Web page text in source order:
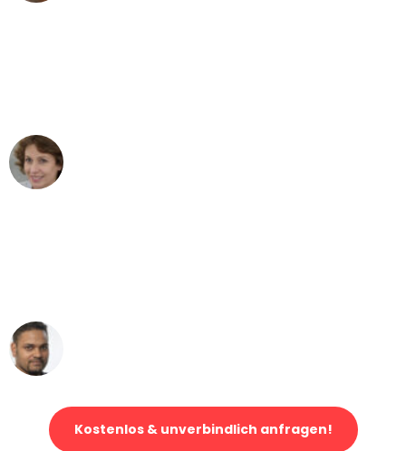
Kostenlos & unverbindlich anfragen!